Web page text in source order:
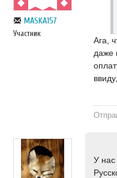
MASKA157
Участник
Ага,
даже
У нас